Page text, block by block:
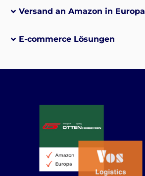
Versand an Amazon in Europa
E-commerce Lösungen